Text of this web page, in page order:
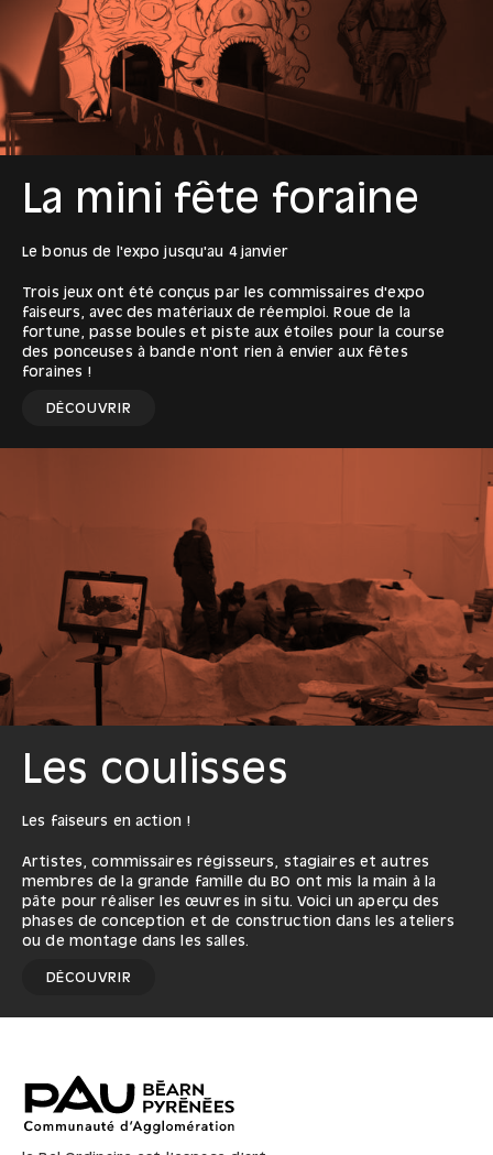
La mini fête foraine
Le bonus de l'expo jusqu'au 4 janvier
Trois jeux ont été conçus par les commissaires d'expo
faiseurs, avec des matériaux de réemploi. Roue de la
fortune, passe boules et piste aux étoiles pour la course
des ponceuses à bande n'ont rien à envier aux fêtes
foraines !
DÉCOUVRIR
Les coulisses
Les faiseurs en action !
Artistes, commissaires régisseurs, stagiaires et autres
membres de la grande famille du BO ont mis la main à la
pâte pour réaliser les œuvres in situ. Voici un aperçu des
phases de conception et de construction dans les ateliers
ou de montage dans les salles.
DÉCOUVRIR